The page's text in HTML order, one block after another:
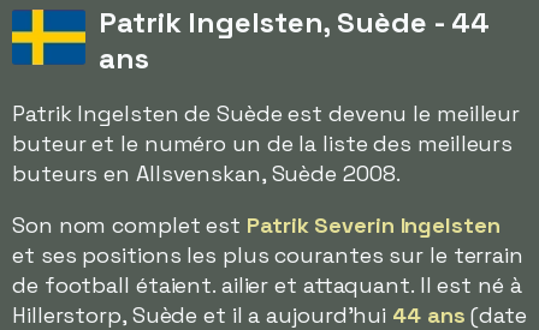
Patrik Ingelsten, Suède - 44
ans
Patrik Ingelsten de Suède est devenu le meilleur
buteur et le numéro un de la liste des meilleurs
buteurs en Allsvenskan, Suède 2008.
Son nom complet est Patrik Severin Ingelsten
et ses positions les plus courantes sur le terrain
de football étaient. ailier et attaquant. Il est né à
Hillerstorp, Suède et il a aujourd'hui 44 ans (date